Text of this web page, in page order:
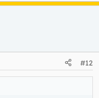
#12